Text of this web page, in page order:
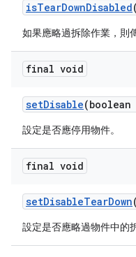
isTearDownDisabled
如果應略過拆除作業，則
final void
setDisable
設定是否應停用物件。
final void
setDisableTearDown
設定是否應略過物件中的